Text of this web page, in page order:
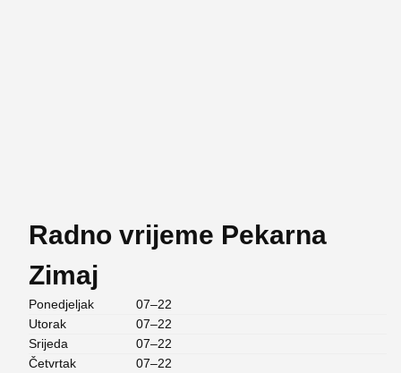
Radno vrijeme Pekarna
Zimaj
Ponedjeljak
07–22
Utorak
07–22
Srijeda
07–22
Četvrtak
07–22